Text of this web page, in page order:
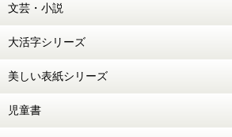
文芸・小説
大活字シリーズ
美しい表紙シリーズ
児童書